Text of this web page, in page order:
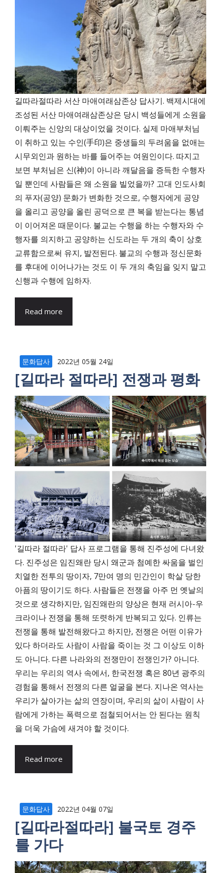
길따라절따라 서산 마애여래삼존상 답사기. 백제시대에
조성된 서산 마애여래삼존상은 당시 백성들에게 소원을
이뤄주는 신앙의 대상이었을 것이다. 실제 마애부처님
이 취하고 있는 수인(手印)은 중생들의 두려움을 없애는
시무외인과 원하는 바를 들어주는 여원인이다. 따지고
보면 부처님은 신(神)이 아니라 깨달음을 증득한 수행자
일 뿐인데 사람들은 왜 소원을 빌었을까? 고대 인도사회
의 푸자(공양) 문화가 변화한 것으로, 수행자에게 공양
을 올리고 공양을 올린 공덕으로 큰 복을 받는다는 통념
이 이어져온 때문이다. 불교는 수행을 하는 수행자와 수
행자를 의지하고 공양하는 신도라는 두 개의 축이 상호
교류함으로써 유지, 발전된다. 불교의 수행과 정신문화
를 후대에 이어나가는 것도 이 두 개의 축임을 잊지 말고
신행과 수행에 임하자.
Read more
문화답사 2022년 05월 24일
[길따라 절따라] 전쟁과 평화
'길따라 절따라' 답사 프로그램을 통해 진주성에 다녀왔
다. 진주성은 임진왜란 당시 왜군과 첨예한 싸움을 벌인
치열한 전투의 땅이자, 7만여 명의 민간인이 학살 당한
아픔의 땅이기도 하다. 사람들은 전쟁을 아주 먼 옛날의
것으로 생각하지만, 임진왜란의 양상은 현재 러시아-우
크라이나 전쟁을 통해 또렷하게 반복되고 있다. 인류는
전쟁을 통해 발전해왔다고 하지만, 전쟁은 어떤 이유가
있다 하더라도 사람이 사람을 죽이는 것 그 이상도 이하
도 아니다. 다른 나라와의 전쟁만이 전쟁인가? 아니다.
우리는 우리의 역사 속에서, 한국전쟁 혹은 80년 광주의
경험을 통해서 전쟁의 다른 얼굴을 본다. 지나온 역사는
우리가 살아가는 삶의 연장이며, 우리의 삶이 사람이 사
람에게 가하는 폭력으로 점철되어서는 안 된다는 원칙
을 더욱 가슴에 새겨야 할 것이다.
Read more
문화답사 2022년 04월 07일
[길따라절따라] 불국토 경주
를 가다